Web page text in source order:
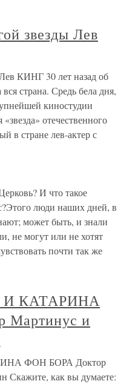
звезды Лев
КИНГ 30 лет назад об
страна. Средь бела дня,
киностудии
отечественного
в стране лев-актер с
И что такое
люди наших дней, в
может быть, и знали
не могут или не хотят
почти так же
КАТАРИНА
Мартинус и
ФОН БОРА Доктор
Скажите, как вы думаете: